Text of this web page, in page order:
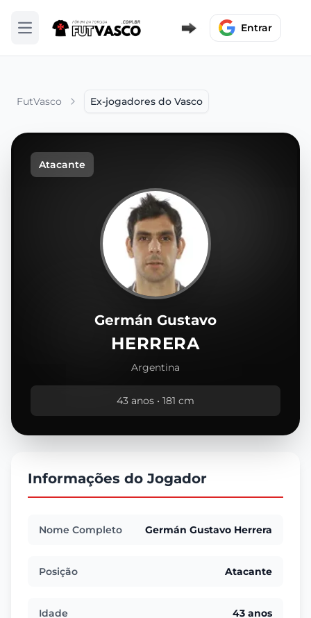
Abrir menu Entrar
FutVasco Ex-jogadores do Vasco
Atacante
Germán Gustavo
HERRERA
Argentina
43 anos • 181 cm
Informações do Jogador
Nome Completo Germán Gustavo Herrera
Posição Atacante
Idade 43 anos